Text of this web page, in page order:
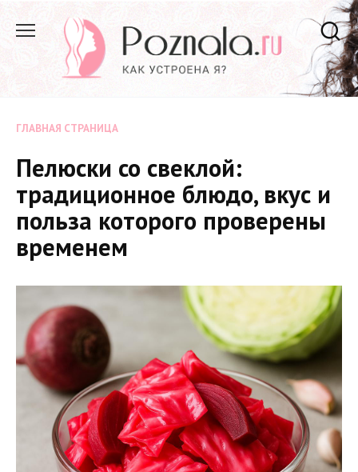
содержанию
ГЛАВНАЯ СТРАНИЦА
Пелюски со свеклой:
традиционное блюдо, вкус и
польза которого проверены
временем